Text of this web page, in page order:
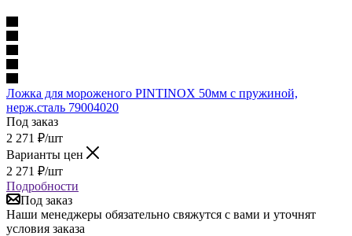
Ложка для мороженого PINTINOX 50мм с пружиной,
нерж.сталь 79004020
Под заказ
2 271 ₽/шт
Варианты цен
2 271 ₽/шт
Подробности
Под заказ
Наши менеджеры обязательно свяжутся с вами и уточнят
условия заказа